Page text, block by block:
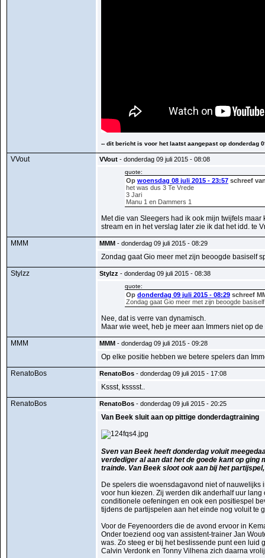
-- dit bericht is voor het laatst aangepast op donderdag
VVout VVout - donderdag 09 juli 2015 - 08:08
quote:
Op woensdag 08 juli 2015 - 23:57 schreef
het was dus 3 Te Vrede
3 Jari
Manu 1 en Dammers 1
Met die van Sleegers had ik ook mijn twijfels
stream en in het verslag later zie ik dat het idd. te
MMM
MMM - donderdag 09 juli 2015 - 08:29
Zondag gaat Gio meer met zijn beoogde basiself
Stylzz
Stylzz - donderdag 09 juli 2015 - 08:38
quote:
Op donderdag 09 juli 2015 - 08:29 schreef
Zondag gaat Gio meer met zijn beoogde
Nee, dat is verre van dynamisch.
Maar wie weet, heb je meer aan Immers niet op de
MMM
MMM - donderdag 09 juli 2015 - 09:28
Op elke positie hebben we betere spelers dan
RenatoBos
RenatoBos - donderdag 09 juli 2015 - 17:08
Kssst, ksssst..
RenatoBos
RenatoBos - donderdag 09 juli 2015 - 20:25
Van Beek sluit aan op pittige donderdagtraining
Sven van Beek heeft donderdag voluit
verdediger al aan dat het de goede kant op
trainde. Van Beek sloot ook aan bij het
De spelers die woensdagavond niet of
voor hun kiezen. Zij werden dik anderhalf uur
conditionele oefeningen en ook een positiespel
tijdens de partijspelen aan het einde nog voluit te
Voor de Feyenoorders die de avond ervoor in
Onder toeziend oog van assistent-trainer Jan
was. Zo steeg er bij het beslissende punt een luid
Calvin Verdonk en Tonny Vilhena zich daarna